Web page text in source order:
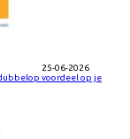
25-06-2026
voordeel op je